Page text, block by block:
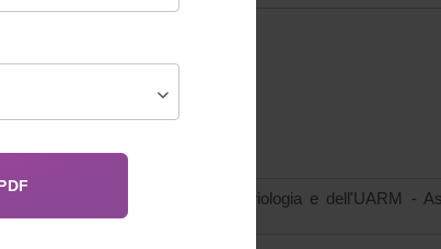
riproduzione
di riproduzione umana ed embriologia e dell'UARM -